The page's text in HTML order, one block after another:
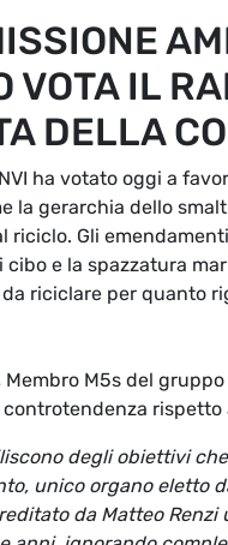
VOTA IL
DELLA
ha votato oggi a
la gerarchia dello
riciclo. Gli
e la spazzatura
riciclare per quanto
Membro M5s del
rispetto
degli obiettivi
unico organo eletto
da Matteo